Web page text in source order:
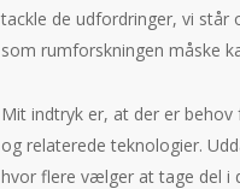
tackle de udfordringer, vi står
som rumforskningen måske
Mit indtryk er, at der er
og relaterede teknologier.
hvor flere vælger at tage del i